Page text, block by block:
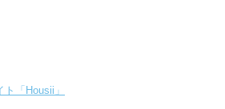
「Housii」